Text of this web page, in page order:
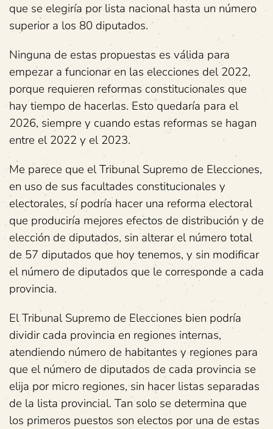
que se elegiría por lista nacional hasta un número
superior a los 80 diputados.
Ninguna de estas propuestas es válida para
empezar a funcionar en las elecciones del 2022,
porque requieren reformas constitucionales que
hay tiempo de hacerlas. Esto quedaría para el
2026, siempre y cuando estas reformas se hagan
entre el 2022 y el 2023.
Me parece que el Tribunal Supremo de Elecciones,
en uso de sus facultades constitucionales y
electorales, sí podría hacer una reforma electoral
que produciría mejores efectos de distribución y de
elección de diputados, sin alterar el número total
de 57 diputados que hoy tenemos, y sin modificar
el número de diputados que le corresponde a cada
provincia.
El Tribunal Supremo de Elecciones bien podría
dividir cada provincia en regiones internas,
atendiendo número de habitantes y regiones para
que el número de diputados de cada provincia se
elija por micro regiones, sin hacer listas separadas
de la lista provincial. Tan solo se determina que
los primeros puestos son electos por una de estas